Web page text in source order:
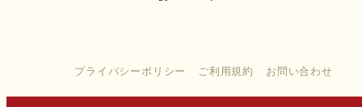
プライバシーポリシー ご利用規約 お問い合わせ